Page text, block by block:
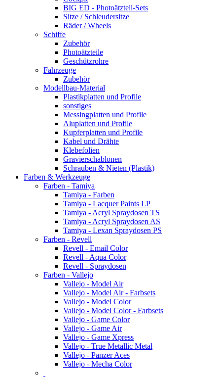
BIG ED - Photoätzteil-Sets
Sitze / Schleudersitze
Räder / Wheels
Schiffe
Zubehör
Photoätzteile
Geschützrohre
Fahrzeuge
Zubehör
Modellbau-Material
Plastikplatten und Profile
sonstiges
Messingplatten und Profile
Aluplatten und Profile
Kupferplatten und Profile
Kabel und Drähte
Klebefolien
Gravierschablonen
Schrauben & Nieten (Plastik)
Farben & Werkzeuge
Farben - Tamiya
Tamiya - Farben
Tamiya - Lacquer Paints LP
Tamiya - Acryl Spraydosen TS
Tamiya - Acryl Spraydosen AS
Tamiya - Lexan Spraydosen PS
Farben - Revell
Revell - Email Color
Revell - Aqua Color
Revell - Spraydosen
Farben - Vallejo
Vallejo - Model Air
Vallejo - Model Air - Farbsets
Vallejo - Model Color
Vallejo - Model Color - Farbsets
Vallejo - Game Color
Vallejo - Game Air
Vallejo - Game Xpress
Vallejo - True Metallic Metal
Vallejo - Panzer Aces
Vallejo - Mecha Color